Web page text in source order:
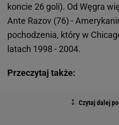
koncie 26 goli). Od Węgra
Ante Razov (76) -
pochodzenia, który w
latach 1998 - 2004.
Przeczytaj także: